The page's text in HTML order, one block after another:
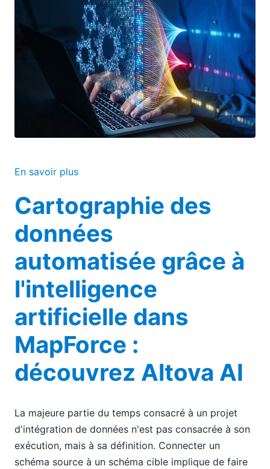
En savoir plus
Cartographie des
données
automatisée grâce à
l'intelligence
artificielle dans
MapForce :
découvrez Altova AI
La majeure partie du temps consacré à un projet
d'intégration de données n'est pas consacrée à son
exécution, mais à sa définition. Connecter un
schéma source à un schéma cible implique de faire